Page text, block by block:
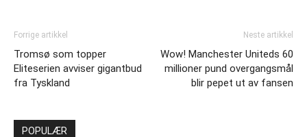
Forrige artikkel
Tromsø som topper
Eliteserien avviser gigantbud
fra Tyskland
Neste artikkel
Wow! Manchester Uniteds 60
millioner pund overgangsmål
blir pepet ut av fansen
POPULÆR